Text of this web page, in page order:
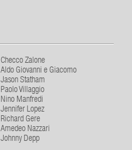
Checco Zalone
Aldo Giovanni e Giacomo
Jason Statham
Paolo Villaggio
Nino Manfredi
Jennifer Lopez
Richard Gere
Amedeo Nazzari
Johnny Depp